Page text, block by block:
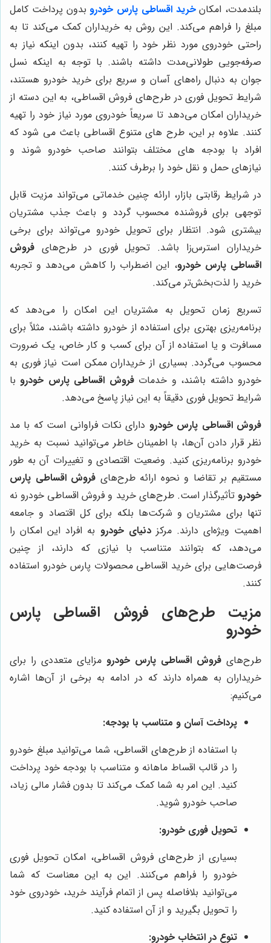
بلند‌مدت، امکانخرید اقساطی پارس خودرو بدون پرداخت کامل
مبلغ را فراهم می‌کند. این روش به خریداران کمک می‌کند تا به
راحتی خودروی مورد نظر خود را تهیه کنند، بدون اینکه نیاز به
صرفه‌جویی طولانی‌مدت داشته باشند. با توجه به اینکه نسل
جوان به دنبال راه‌های آسان و سریع برای خرید خودرو هستند،
شرایط تحویل فوری در طرح‌های فروش اقساطی، به این دسته از
خریداران امکان می‌دهد تا سریعاً خودروی مورد نیاز خود را تهیه
کنند. علاوه بر این، طرح های متنوع اقساطی باعث می شود که
افراد با بودجه های مختلف بتوانند صاحب خودرو شوند و
نیازهای حمل و نقل خود را برطرف کنند.
در شرایط رقابتی بازار، ارائه چنین خدماتی می‌تواند مزیت قابل
توجهی برای فروشنده محسوب گردد و باعث جذب مشتریان
بیشتری شود. انتظار برای تحویل خودرو می‌تواند برای برخی
خریداران استرس‌زا باشد. تحویل فوری در طرح‌های فروش
اقساطی پارس خودرو، این اضطراب را کاهش می‌دهد و تجربه
خرید را لذت‌بخش‌تر می‌کند.
تسریع زمان تحویل به مشتریان این امکان را می‌دهد که
برنامه‌ریزی بهتری برای استفاده از خودرو داشته باشند، مثلاً برای
مسافرت و یا استفاده از آن برای کسب و کار خاص، یک ضرورت
محسوب می‌گردد. بسیاری از خریداران ممکن است نیاز فوری به
خودرو داشته باشند، و خدماتفروش اقساطی پارس خودرو با
شرایط تحویل فوری دقیقاً به این نیاز پاسخ می‌دهد.
فروش اقساطی پارس خودرو دارای نکات فراوانی است که با مد
نظر قرار دادن آن‌ها، با اطمینان خاطر می‌توانید نسبت به خرید
خودرو برنامه‌ریزی کنید. وضعیت اقتصادی و تغییرات آن به طور
مستقیم بر تقاضا و نحوه ارائه طرح‌های فروش اقساطی پارس
خودرو تأثیرگذار است. طرح‌های خرید و فروش اقساطی خودرو نه
تنها برای مشتریان و شرکت‌ها بلکه برای کل اقتصاد و جامعه
اهمیت ویژه‌ای دارند. مرکزدنیای خودرو به افراد این امکان را
می‌دهد، که بتوانند متناسب با نیازی که دارند، از چنین
فرصت‌هایی برای خرید اقساطی محصولات پارس خودرو استفاده
کنند.
مزیت طرح‌های فروش اقساطی پارس
خودرو
طرح‌های فروش اقساطی پارس خودرو مزایای متعددی را برای
خریداران به همراه دارند که در ادامه به برخی از آن‌ها اشاره
می‌کنیم:
پرداخت آسان و متناسب با بودجه:
با استفاده از طرح‌های اقساطی، شما می‌توانید مبلغ خودرو
را در قالب اقساط ماهانه و متناسب با بودجه خود پرداخت
کنید. این امر به شما کمک می‌کند تا بدون فشار مالی زیاد،
صاحب خودرو شوید.
تحویل فوری خودرو:
بسیاری از طرح‌های فروش اقساطی، امکان تحویل فوری
خودرو را فراهم می‌کنند. این به این معناست که شما
می‌توانید بلافاصله پس از اتمام فرآیند خرید، خودروی خود
را تحویل بگیرید و از آن استفاده کنید.
تنوع در انتخاب خودرو: